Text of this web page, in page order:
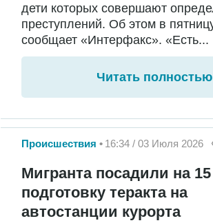
дети которых совершают
преступлений. Об этом в
сообщает «Интерфакс». «Есть...
Читать полностью
Происшествия 16:34 / 03 Июля 2026
Мигранта посадили на 15
подготовку теракта на
автостанции курорта